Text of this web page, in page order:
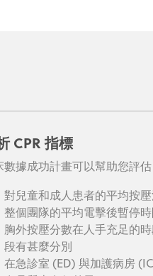
CPR 指標
數據成功計畫可以幫助您評估
對兒童和成人患者的平均按
整個團隊的平均電擊後暫停
胸外按壓分數在人手充足的
段有甚麼分別
在急診室 (ED) 與加護病房